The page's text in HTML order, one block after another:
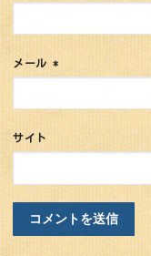
メール*
サイト